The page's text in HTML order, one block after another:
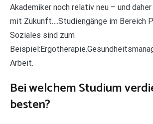
Akademiker noch relativ neu – und
mit Zukunft….Studiengänge im Bereich
Soziales sind zum
Arbeit.
Bei welchem Studium
besten?